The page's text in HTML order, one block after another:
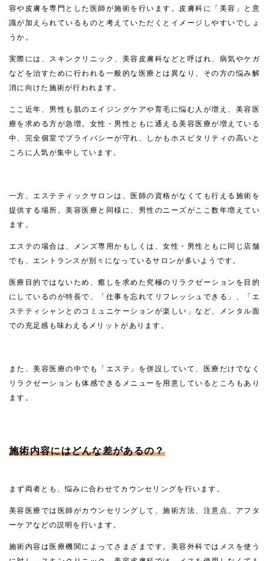
容や皮膚を専門とした医師が施術を行います。皮膚科に「美容」と意
識が加えられているものと考えていただくとイメージしやすいでしょ
うか。
実際には、スキンクリニック、美容皮膚科などと呼ばれ、病気やケガ
などを治すために行われる一般的な医療とは異なり、その方の悩み解
消に向けた施術が行われます。
ここ近年、男性も肌のエイジングケアや育毛に悩む人が増え、美容医
療を求める方が急増。女性・男性ともに通える美容医療が増えている
中、完全個室でプライバシーが守れ、しかもホスピタリティの高いと
ころに人気が集中しています。
一方、エステティックサロンは、医師の資格がなくても行える施術を
提供する場所。美容医療と同様に、男性のニーズがここ数年増えてい
ます。
エステの場合は、メンズ専用かもしくは、女性・男性ともに同じ店舗
でも、エントランスが別々になっているサロンが多いようです。
医療目的ではないため、癒しを求めた究極のリラクゼーションを目的
にしているのが特長で、「仕事を忘れてリフレッシュできる」、「エ
ステティシャンとのコミュニケーションが楽しい」など、メンタル面
での充足感も味わえるメリットがあります。
また、美容医療の中でも「エステ」を併設していて、医療だけでなく
リラクゼーションも体感できるメニューを用意しているところもあり
ます。
施術内容にはどんな差があるの？
まず両者とも、悩みに合わせてカウンセリングを行います。
美容医療では医師がカウンセリングして、施術方法、注意点、アフタ
ーケアなどの説明を行います。
施術内容は医療機関によってさまざまです。美容外科ではメスを使う